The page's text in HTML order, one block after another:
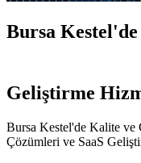
Bursa
Geliştirme
Bursa Kestel'de Kalite
Çözümleri ve SaaS